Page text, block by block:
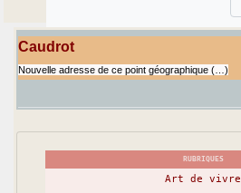
Caudrot
Nouvelle adresse de ce point géographique (…)
RUBRIQUES
Art de vivre